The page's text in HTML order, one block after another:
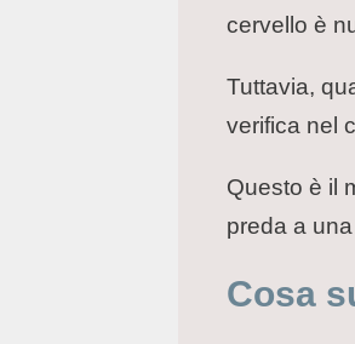
cervello è
Tuttavia,
verifica nel
Questo è il
preda a
Cosa